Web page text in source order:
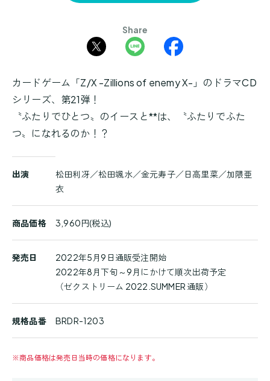
Share
カードゲーム「Z/X -Zillions of enemy X-」のドラマCD
シリーズ、第21弾！
〝ふたりでひとつ〟のイースと**は、〝ふたりでふた
つ〟になれるのか！？
品
細
出演
松田利冴／松田颯水／金元寿子／日高里菜／加隈亜
衣
商品価格 3,960円(税込)
発売日
2022年5月9日通販受注開始
2022年8月下旬～9月にかけて順次出荷予定
（ゼクストリーム 2022.SUMMER 通販）
規格品番 BRDR-1203
※商品価格は発売日当時の価格になります。